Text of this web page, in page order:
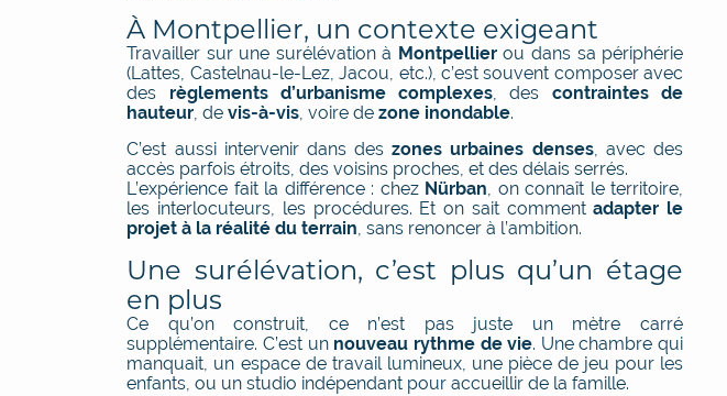
À Montpellier, un contexte exigeant
Travailler sur une surélévation à Montpellierou dans sa périphérie
(Lattes, Castelnau-le-Lez, Jacou, etc.), c’est souvent composer avec
des règlements d’urbanisme complexes, des contraintes de
hauteur, devis-à-vis, voire dezone inondable.
C’est aussi intervenir dans deszones urbaines denses, avec des
accès parfois étroits, des voisins proches, et des délais serrés.
L’expérience fait la différence : chez Nürban, on connaît le territoire,
les interlocuteurs, les procédures. Et on sait commentadapter le
projet à la réalité du terrain, sans renoncer à l’ambition.
Une surélévation, c’est plus qu’un étage
en plus
Ce qu’on construit, ce n’est pas juste un mètre carré
supplémentaire. C’est un nouveau rythme de vie. Une chambre qui
manquait, un espace de travail lumineux, une pièce de jeu pour les
enfants, ou un studio indépendant pour accueillir de la famille.